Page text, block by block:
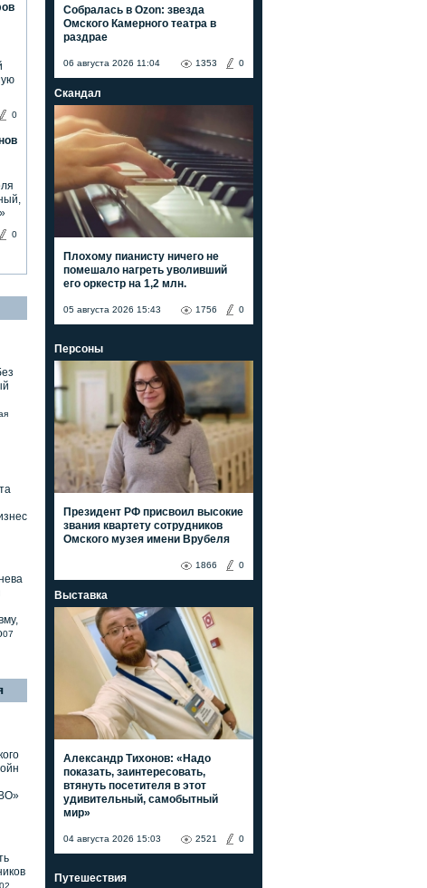
0
0
07
02
Собралась в Ozon: звезда
Омского Камерного театра в
раздрае
06 августа 2026 11:04 0
1353
Скандал
Плохому пианисту ничего не
помешало нагреть уволивший
его оркестр на 1,2 млн.
05 августа 2026 15:43 0
1756
Персоны
Президент РФ присвоил высокие
звания квартету сотрудников
Омского музея имени Врубеля
0
1866
Выставка
Александр Тихонов: «Надо
показать, заинтересовать,
втянуть посетителя в этот
удивительный, самобытный
мир»
04 августа 2026 15:03 0
2521
Путешествия